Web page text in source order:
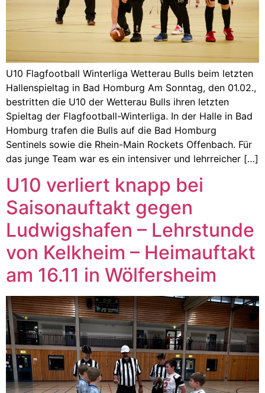
U10 Flagfootball Winterliga Wetterau Bulls beim letzten
Hallenspieltag in Bad Homburg Am Sonntag, den 01.02.,
bestritten die U10 der Wetterau Bulls ihren letzten
Spieltag der Flagfootball-Winterliga. In der Halle in Bad
Homburg trafen die Bulls auf die Bad Homburg
Sentinels sowie die Rhein-Main Rockets Offenbach. Für
das junge Team war es ein intensiver und lehrreicher […]
U10 verliert knapp bei
Saisonauftakt gegen
Ludwigshafen – Lehrstunde
von Kelkheim – Heimauftakt
am 16.11 in Wölfersheim